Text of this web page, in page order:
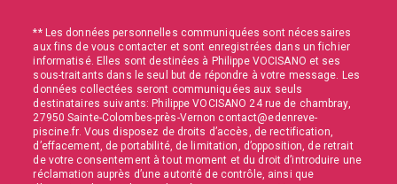
** Les données personnelles communiquées sont nécessaires
aux fins de vous contacter et sont enregistrées dans un fichier
informatisé. Elles sont destinées à Philippe VOCISANO et ses
sous-traitants dans le seul but de répondre à votre message. Les
données collectées seront communiquées aux seuls
destinataires suivants: Philippe VOCISANO 24 rue de chambray,
27950 Sainte-Colombes-près-Vernon contact@edenreve-
piscine.fr. Vous disposez de droits d’accès, de rectification,
d’effacement, de portabilité, de limitation, d’opposition, de retrait
de votre consentement à tout moment et du droit d’introduire une
réclamation auprès d’une autorité de contrôle, ainsi que